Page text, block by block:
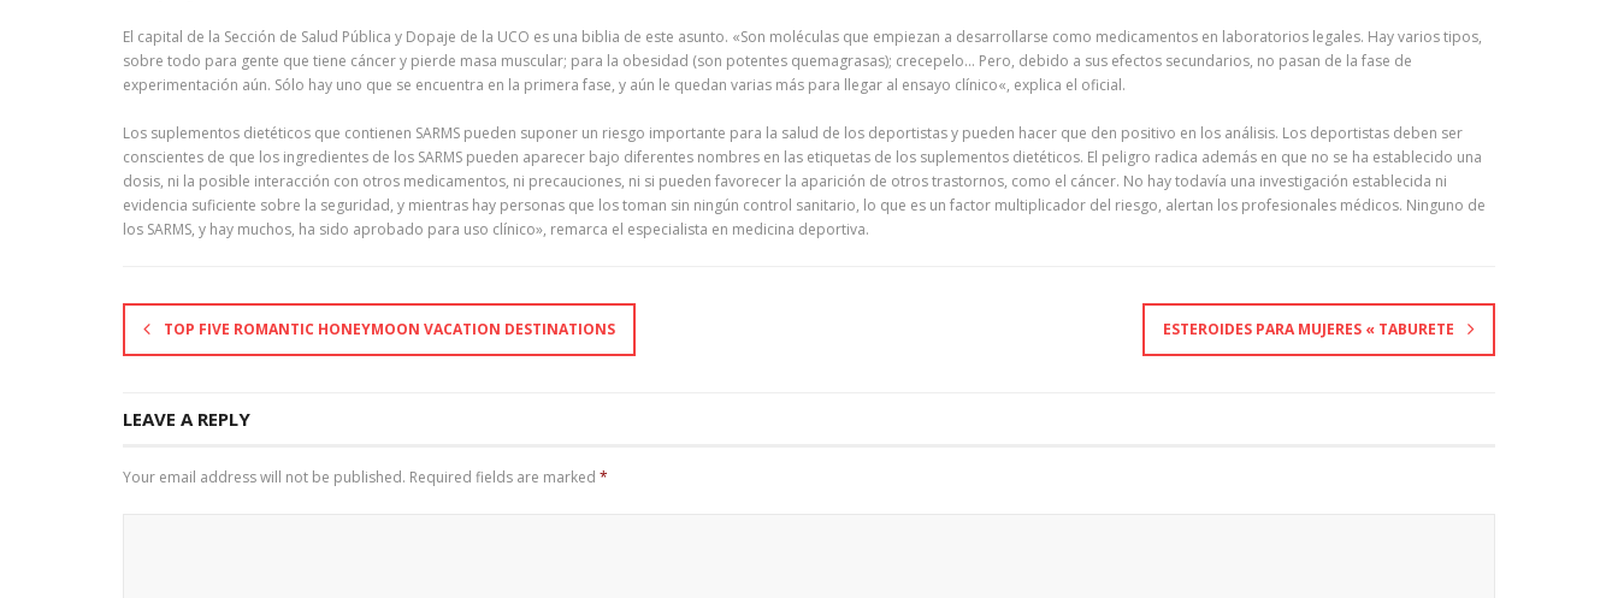
El capital de la Sección de Salud Pública y Dopaje de la UCO es una biblia de este asunto. «Son moléculas que empiezan a desarrollarse como medicamentos en laboratorios legales. Hay varios tipos,
sobre todo para gente que tiene cáncer y pierde masa muscular; para la obesidad (son potentes quemagrasas); crecepelo… Pero, debido a sus efectos secundarios, no pasan de la fase de
experimentación aún. Sólo hay uno que se encuentra en la primera fase, y aún le quedan varias más para llegar al ensayo clínico«, explica el oficial.
Los suplementos dietéticos que contienen SARMS pueden suponer un riesgo importante para la salud de los deportistas y pueden hacer que den positivo en los análisis. Los deportistas deben ser
conscientes de que los ingredientes de los SARMS pueden aparecer bajo diferentes nombres en las etiquetas de los suplementos dietéticos. El peligro radica además en que no se ha establecido una
dosis, ni la posible interacción con otros medicamentos, ni precauciones, ni si pueden favorecer la aparición de otros trastornos, como el cáncer. No hay todavía una investigación establecida ni
evidencia suficiente sobre la seguridad, y mientras hay personas que los toman sin ningún control sanitario, lo que es un factor multiplicador del riesgo, alertan los profesionales médicos. Ninguno de
los SARMS, y hay muchos, ha sido aprobado para uso clínico», remarca el especialista en medicina deportiva.
TOP FIVE ROMANTIC HONEYMOON VACATION DESTINATIONS ESTEROIDES PARA MUJERES « TABURETE
LEAVE A REPLY
Your email address will not be published. Required fields are marked *